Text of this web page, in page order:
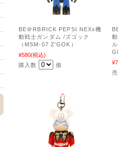
BE＠RBRICK PEPSI NEXx機
動戦士ガンダム /ズゴック
（MSM-07 Z'GOK）
¥580(税込)
購入数
個